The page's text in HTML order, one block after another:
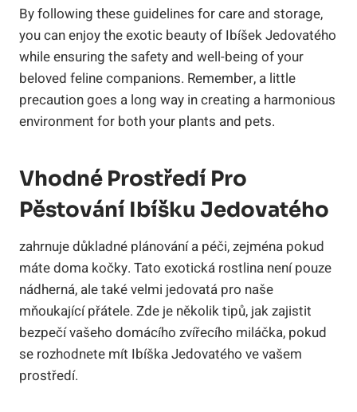
By following these guidelines for care and storage,
you can enjoy the exotic beauty of Ibíšek Jedovatého
while ensuring the safety and well-being of your
beloved feline companions. Remember, a little
precaution goes a long way in creating a harmonious
environment for both your plants and pets.
Vhodné Prostředí Pro
Pěstování Ibíšku Jedovatého
zahrnuje důkladné plánování a péči, zejména pokud
máte doma kočky. Tato exotická rostlina není pouze
nádherná, ale také velmi jedovatá pro naše
mňoukající přátele. Zde je několik tipů, jak zajistit
bezpečí vašeho domácího zvířecího miláčka, pokud
se rozhodnete mít Ibíška Jedovatého ve vašem
prostředí.